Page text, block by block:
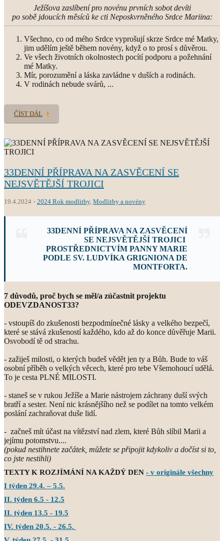
Ježíšova zaslíbení pro novénu prvních sobot devíti
po sobě jdoucích měsíců ke cti Neposkvrněného Srdce Mariina:
Všechno, co od mého Srdce vyprošují skrze Srdce mé Matky,
jim udělím ještě během novény, když o to prosí s důvěrou.
Ve všech životních okolnostech pocítí podporu a požehnání
mé Matky.
Mír, porozumění a láska zavládne v duších a rodinách.
V rodinách nebude svárů, ...
ČÍST DÁL
33DENNÍ PŘÍPRAVA NA ZASVĚCENÍ SE
NEJSVĚTĚJŠÍ TROJICI
19.4.2024 2024 Rok modlitby, Modlitby a novény
33DENNÍ PŘÍPRAVA NA ZASVĚCENÍ
SE NEJSVĚTĚJŠÍ TROJICI
PROSTŘEDNICTVÍM PANNY MARIE
PODLE SV. LUDVÍKA GRIGNIONA DE
MONTFORTA.
7 důvodů, proč bych se měl/a zúčastnit projektu
ODEVZDANOST33?
- vstoupíš do zkušenosti bezpodmínečné lásky a velkého bezpečí,
které se stává zkušeností každého, kdo až do konce důvěřuje Marii.
Osvobodí tě od strachu.
- zažiješ milosti, o kterých budeš vědět jen ty a Bůh. Bude to váš
osobní příběh o velkých věcech, které pro tebe Všemohoucí udělá.
To je cesta PLNÉ MILOSTI.
- staneš se v rukou Ježíše a Marie nástrojem záchrany duší svých
bratří a sester. Není nic krásnějšího než se podílet na tomto velkém
poslání zachraňovat duše lidí.
- začneš mít účast na vítězství nad zlem, které Bůh slíbil Marii a
jejímu potomstvu....
(pokud nestihnete začátek, můžete se připojit kdykoliv a dočíst si to,
co jste nestihli)
TEXTY K ROZJÍMÁNÍ NA KAŽDÝ DEN - v originále všechny
I týden 29.4. – 5.5.
II. týden 6.5 - 12.5
II. týden 13.5 - 19.5
IV. týden 20.5. - 26.5.